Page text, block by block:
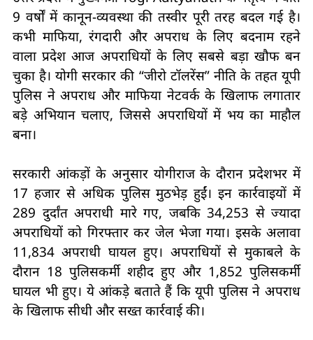
9 वर्षों में कानून-व्यवस्था की तस्वीर पूरी तरह बदल गई है।
कभी माफिया, रंगदारी और अपराध के लिए बदनाम रहने
वाला प्रदेश आज अपराधियों के लिए सबसे बड़ा खौफ बन
चुका है। योगी सरकार की “जीरो टॉलरेंस” नीति के तहत यूपी
पुलिस ने अपराध और माफिया नेटवर्क के खिलाफ लगातार
बड़े अभियान चलाए, जिससे अपराधियों में भय का माहौल
बना।
सरकारी आंकड़ों के अनुसार योगीराज के दौरान प्रदेशभर में
17 हजार से अधिक पुलिस मुठभेड़ हुईं। इन कार्रवाइयों में
289 दुर्दांत अपराधी मारे गए, जबकि 34,253 से ज्यादा
अपराधियों को गिरफ्तार कर जेल भेजा गया। इसके अलावा
11,834 अपराधी घायल हुए। अपराधियों से मुकाबले के
दौरान 18 पुलिसकर्मी शहीद हुए और 1,852 पुलिसकर्मी
घायल भी हुए। ये आंकड़े बताते हैं कि यूपी पुलिस ने अपराध
के खिलाफ सीधी और सख्त कार्रवाई की।